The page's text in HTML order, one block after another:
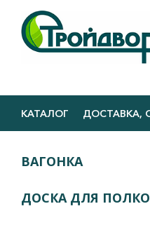
КАТАЛОГ ДОСТАВКА,
ВАГОНКА
ДОСКА ДЛЯ